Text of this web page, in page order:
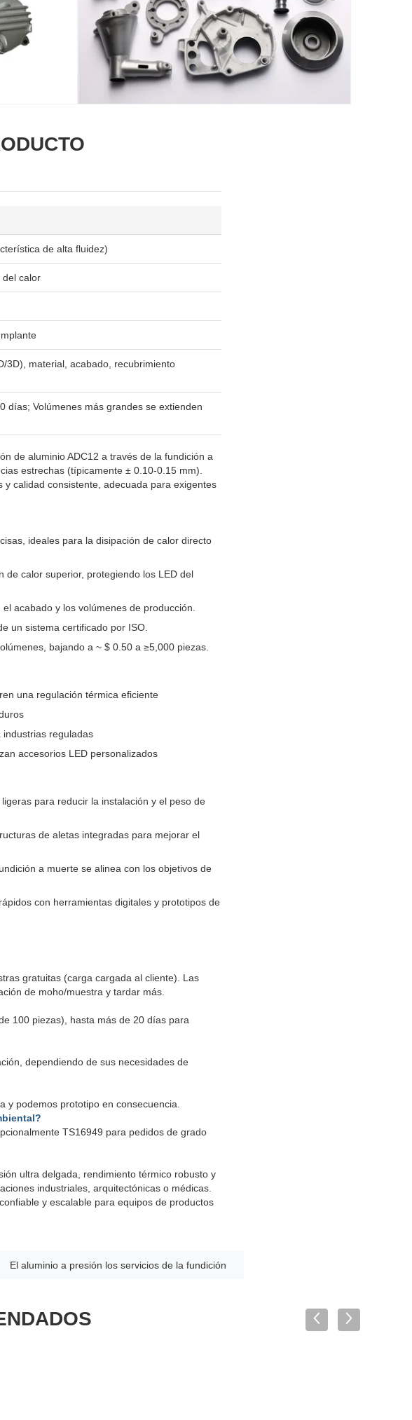
de alta fluidez)
del calor
3D), material, acabado, recubrimiento
días; Volúmenes más grandes se extienden
de aluminio ADC12 a través de la fundición a
estrechas (típicamente ± 0.10-0.15 mm).
calidad consistente, adecuada para exigentes
ideales para la disipación de calor directo
de calor superior, protegiendo los LED del
acabado y los volúmenes de producción.
un sistema certificado por ISO.
bajando a ~ $ 0.50 a ≥5,000 piezas.
una regulación térmica eficiente
reguladas
accesorios LED personalizados
para reducir la instalación y el peso de
de aletas integradas para mejorar el
a muerte se alinea con los objetivos de
con herramientas digitales y prototipos de
gratuitas (carga cargada al cliente). Las
de moho/muestra y tardar más.
100 piezas), hasta más de 20 días para
dependiendo de sus necesidades de
y podemos prototipo en consecuencia.
TS16949 para pedidos de grado
ultra delgada, rendimiento térmico robusto y
industriales, arquitectónicas o médicas.
y escalable para equipos de productos
El aluminio a presión los servicios de la fundición